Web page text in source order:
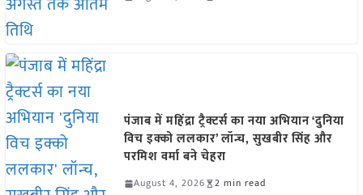
पंजाब में महिंद्रा ट्रैक्टर्स का नया अभियान ‘दुनिया
विच इक्को ललकार’ लॉन्च, सुखबीर सिंह और
परमिश वर्मा बने चेहरा
August 4, 2026 2 min read